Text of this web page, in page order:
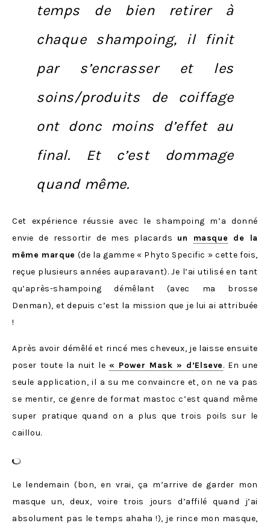
temps de bien retirer à
chaque shampoing, il finit
par s’encrasser et les
soins/produits de coiffage
ont donc moins d’effet au
final. Et c’est dommage
quand même.
Cet expérience réussie avec le shampoing m’a donné
envie de ressortir de mes placards un masque de la
même marque (de la gamme « Phyto Specific » cette fois,
reçue plusieurs années auparavant). Je l’ai utilisé en tant
qu’après-shampoing démêlant (avec ma brosse
Denman), et depuis c’est la mission que je lui ai attribuée
!
Après avoir démêlé et rincé mes cheveux, je laisse ensuite
poser toute la nuit le« Power Mask » d’Elseve. En une
seule application, il a su me convaincre et, on ne va pas
se mentir, ce genre de format mastoc c’est quand même
super pratique quand on a plus que trois poils sur le
caillou.
Le lendemain (bon, en vrai, ça m’arrive de garder mon
masque un, deux, voire trois jours d’affilé quand j’ai
absolument pas le temps ahaha !), je rince mon masque,